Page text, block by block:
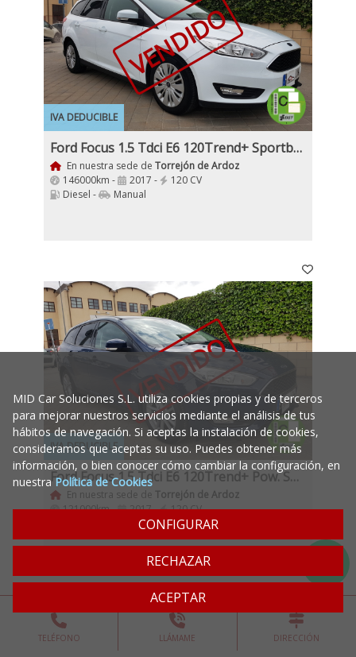
IVA DEDUCIBLE
VENDIDO
Ford Focus 1.5 Tdci E6 120Trend+ Sportbreak, 5 Puertas, 6 Marchas
En nuestra sede de Torrejón de Ardoz
146000km -
2017 -
120 CV
Diesel -
Manual
IVA DEDUCIBLE
VENDIDO
Ford Focus 1.5 Tdci E6 120Trend+ Pow. Sportbreak Automatico
En nuestra sede de Torrejón de Ardoz
121000km -
2017 -
120 CV
Automático
TELÉFONO LLÁMAME DIRECCIÓN
MID Car Soluciones S.L. utiliza cookies propias y de terceros
para mejorar nuestros servicios mediante el análisis de tus
hábitos de navegación. Si aceptas la instalación de cookies,
consideramos que aceptas su uso. Puedes obtener más
información, o bien conocer cómo cambiar la configuración, en
nuestraPolítica de Cookies
CONFIGURAR
RECHAZAR
ACEPTAR